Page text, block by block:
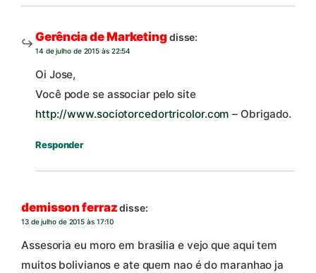
Gerência de Marketingdisse:
14 de julho de 2015 às 22:54
Oi Jose,
Você pode se associar pelo site
http://www.sociotorcedortricolor.com – Obrigado.
Responder
demisson ferraz disse:
13 de julho de 2015 às 17:10
Assesoria eu moro em brasilia e vejo que aqui tem
muitos bolivianos e ate quem nao é do maranhao ja